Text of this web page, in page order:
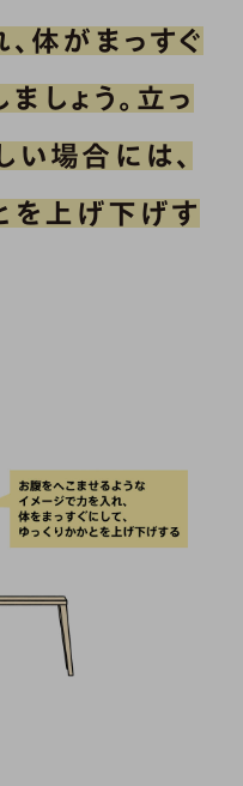
体がまっすぐ
しょう。立っ
場合には、
を上げ下げす